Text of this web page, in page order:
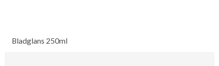
Bladglans 250ml